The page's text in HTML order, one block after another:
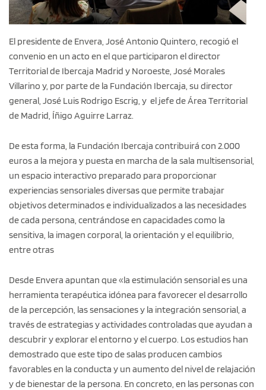
El presidente de Envera, José Antonio Quintero, recogió el
convenio en un acto en el que participaron el director
Territorial de Ibercaja Madrid y Noroeste, José Morales
Villarino y, por parte de la Fundación Ibercaja, su director
general, José Luis Rodrigo Escrig, y el jefe de Área Territorial
de Madrid, Íñigo Aguirre Larraz.
De esta forma, la Fundación Ibercaja contribuirá con 2.000
euros a la mejora y puesta en marcha de la sala multisensorial,
un espacio interactivo preparado para proporcionar
experiencias sensoriales diversas que permite trabajar
objetivos determinados e individualizados a las necesidades
de cada persona, centrándose en capacidades como la
sensitiva, la imagen corporal, la orientación y el equilibrio,
entre otras
Desde Envera apuntan que «la estimulación sensorial es una
herramienta terapéutica idónea para favorecer el desarrollo
de la percepción, las sensaciones y la integración sensorial, a
través de estrategias y actividades controladas que ayudan a
descubrir y explorar el entorno y el cuerpo. Los estudios han
demostrado que este tipo de salas producen cambios
favorables en la conducta y un aumento del nivel de relajación
y de bienestar de la persona. En concreto, en las personas con